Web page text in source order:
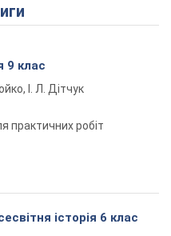
9 клас
І. Л. Дітчук
практичних робіт
історія 6 клас